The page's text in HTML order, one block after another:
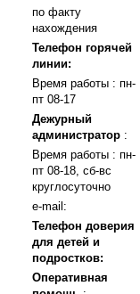
по факту
нахождения
Телефон горячей
линии:
Время работы : пн-
пт 08-17
Дежурный
администратор :
Время работы : пн-
пт 08-18, сб-вс
круглосуточно
e-mail:
Телефон доверия
для детей и
подростков:
Оперативная